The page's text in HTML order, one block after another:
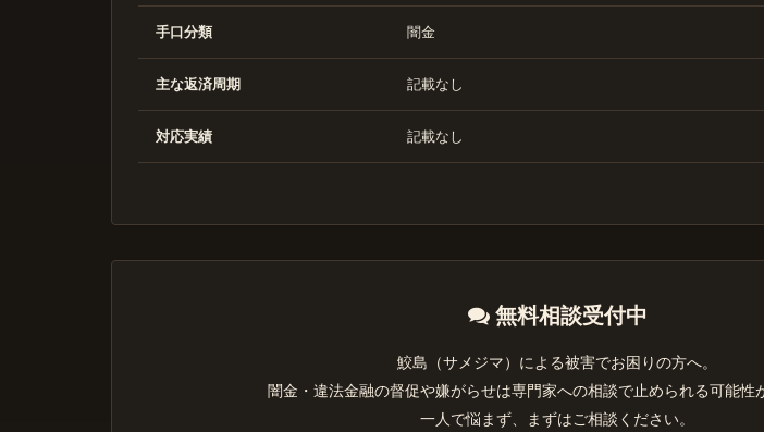
手口分類 闇金
主な返済周期 記載なし
対応実績 記載なし
無料相談受付中
鮫島（サメジマ）による被害でお困りの方へ。
闇金・違法金融の督促や嫌がらせは専門家への相談で止められる可能性
一人で悩まず、まずはご相談ください。